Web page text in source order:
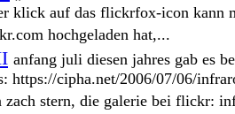
klick auf das flickrfox-icon kann
hochgeladen hat,...
anfang juli diesen jahres gab es
https://cipha.net/2006/07/06/
zach stern, die galerie bei flickr: